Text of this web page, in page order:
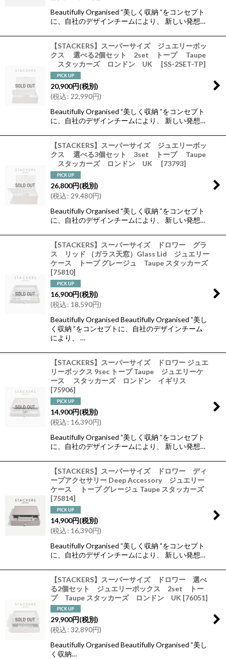
Beautifully Organised ”美しく収納 ”をコンセプト
に、自社のデザインチームにより、 新しい発想…
【STACKERS】スーパーサイズ ジュエリーボッ
クス 選べる2個セット 2set トープ Taupe
スタッカーズ ロンドン UK
[SS-2SET-TP]
20,900円(税別)
(税込: 22,990円)
Beautifully Organised ”美しく収納 ”をコンセプト
に、自社のデザインチームにより、 新しい発想…
【STACKERS】スーパーサイズ ジュエリーボッ
クス 選べる3個セット 3set トープ Taupe
スタッカーズ ロンドン UK
[73793]
26,800円(税別)
(税込: 29,480円)
Beautifully Organised ”美しく収納 ”をコンセプト
に、自社のデザインチームにより、 新しい発想…
【STACKERS】スーパーサイズ ドロワー グラ
ス リッド （ガラス天窓）Glass Lid ジュエリー
ケース トープ グレージュ Taupe スタッカーズ
[75810]
16,900円(税別)
(税込: 18,590円)
Beautifully Organised Beautifully Organised ”美し
く収納 ”をコンセプトに、自社のデザインチーム
により、 …
【STACKERS】スーパーサイズ ドロワー ジュエ
リーボックス 9sec トープ Taupe ジュエリーケ
ース スタッカーズ ロンドン イギリス
[75906]
14,900円(税別)
(税込: 16,390円)
Beautifully Organised ”美しく収納 ”をコンセプト
に、自社のデザインチームにより、 新しい発想…
【STACKERS】スーパーサイズ ドロワー ディ
ープアクセサリー Deep Accessory ジュエリー
ケース トープ グレージュ Taupe スタッカーズ
[75814]
14,900円(税別)
(税込: 16,390円)
Beautifully Organised ”美しく収納 ”をコンセプト
に、自社のデザインチームにより、 新しい発想…
【STACKERS】スーパーサイズ ドロワー 選べ
る2個セット ジュエリーボックス 2set トー
プ Taupe スタッカーズ ロンドン UK [76051]
29,900円(税別)
(税込: 32,890円)
Beautifully Organised Beautifully Organised ”美し
く収納…